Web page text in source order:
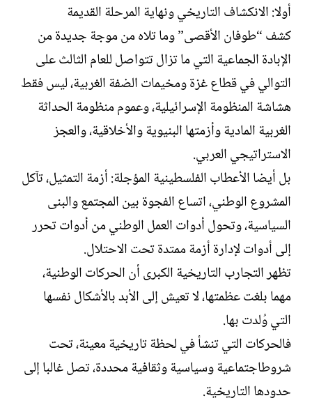
أولا: الانكشاف التاريخي ونهاية المرحلة القديمة
كشف “طوفان الأقصى” وما تلاه من موجة جديدة من
الإبادة الجماعية التي ما تزال تتواصل للعام الثالث على
التوالي في قطاع غزة ومخيمات الضفة الغربية، ليس فقط
هشاشة المنظومة الإسرائيلية، وعموم منظومة الحداثة
الغربية المادية وأزمتها البنيوية والأخلاقية، والعجز
الاستراتيجي العربي.
بل أيضا الأعطاب الفلسطينية المؤجلة: أزمة التمثيل، تآكل
المشروع الوطني، اتساع الفجوة بين المجتمع والبنى
السياسية، وتحول أدوات العمل الوطني من أدوات تحرر
إلى أدوات لإدارة أزمة ممتدة تحت الاحتلال.
تظهر التجارب التاريخية الكبرى أن الحركات الوطنية،
مهما بلغت عظمتها، لا تعيش إلى الأبد بالأشكال نفسها
التي وُلدت بها.
فالحركات التي تنشأ في لحظة تاريخية معينة، تحت
شروطاجتماعية وسياسية وثقافية محددة، تصل غالبا إلى
حدودها التاريخية.